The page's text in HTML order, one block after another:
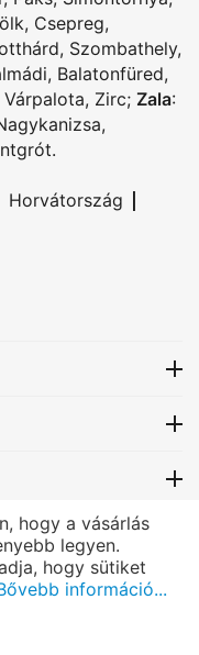
, Csepreg,
, Szombathely,
, Balatonfüred,
Várpalota, Zirc; Zala:
,
.
Horvátország |
| Host by:
hogy a vásárlás
legyen.
hogy sütiket
információ...